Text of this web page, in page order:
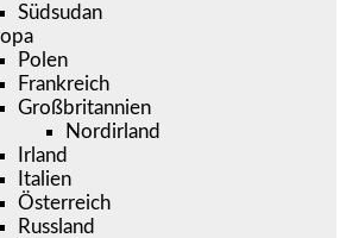
Südsudan
Polen
Frankreich
Großbritannien
Nordirland
Irland
Italien
Österreich
Russland